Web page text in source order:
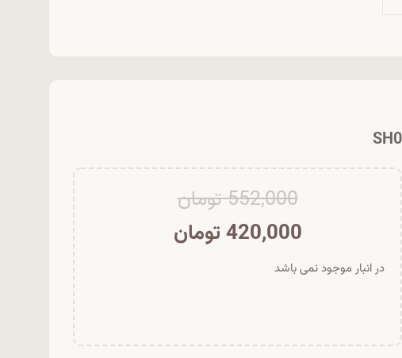
552,000تومان
420,000تومان
در انبار موجود نمی باشد